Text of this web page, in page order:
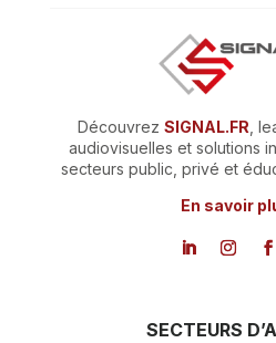
Découvrez SIGNAL.FR ,
audiovisuelles et solutions
secteurs public, privé et
En savoir
SECTEURS